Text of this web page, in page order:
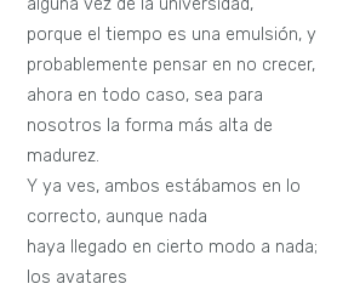
alguna vez de la universidad,
porque el tiempo es una emulsión, y
probablemente pensar en no crecer,
ahora en todo caso, sea para
nosotros la forma más alta de
madurez.
Y ya ves, ambos estábamos en lo
correcto, aunque nada
haya llegado en cierto modo a nada;
los avatares